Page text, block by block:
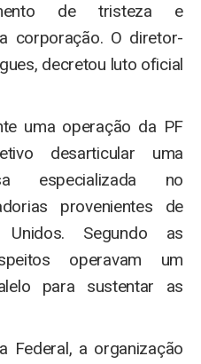
de tristeza e
corporação. O diretor-
decretou luto oficial
uma operação da PF
desarticular uma
especializada no
provenientes de
Segundo as
operavam um
para sustentar as
Federal, a organização